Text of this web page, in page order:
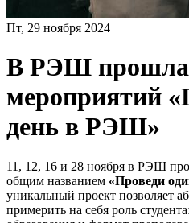
Пт, 29 ноября 2024
В РЭШ прошла
мероприятий
день в РЭШ»
11, 12, 16 и 28 ноября в РЭШ
общим названием «Проведи
уникальный проект позволяет
примерить на себя роль